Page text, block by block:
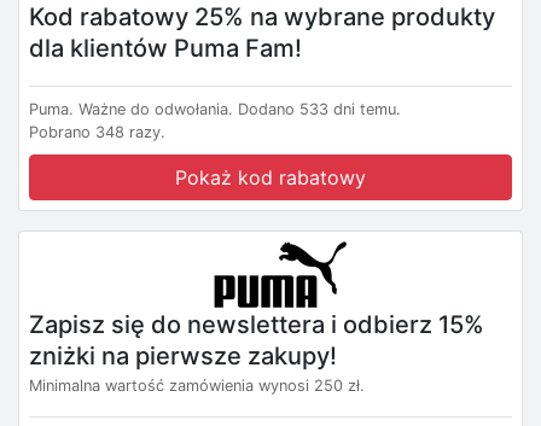
Kod rabatowy 25% na wybrane produkty
dla klientów Puma Fam!
Puma. Ważne do odwołania. Dodano 533 dni temu.
Pobrano 348 razy.
Pokaż kod rabatowy
Zapisz się do newslettera i odbierz 15%
zniżki na pierwsze zakupy!
Minimalna wartość zamówienia wynosi 250 zł.